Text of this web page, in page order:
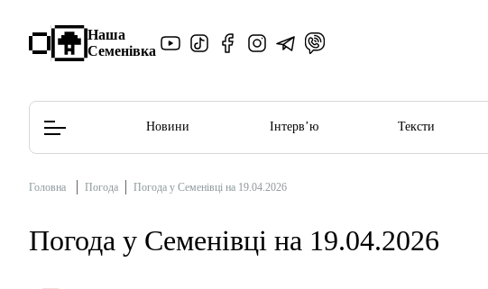
Наша
Семенівка
Редакційна політика
Новини Інтерв’ю Тексти
Головна Погода Погода у Семенівці на 19.04.2026
Погода у Семенівці на 19.04.2026